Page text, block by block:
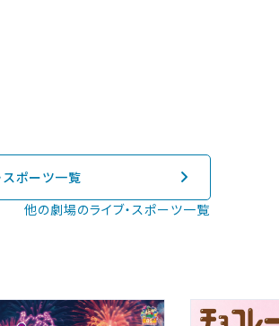
スポーツ一覧
他の劇場のライブ・スポーツ一覧